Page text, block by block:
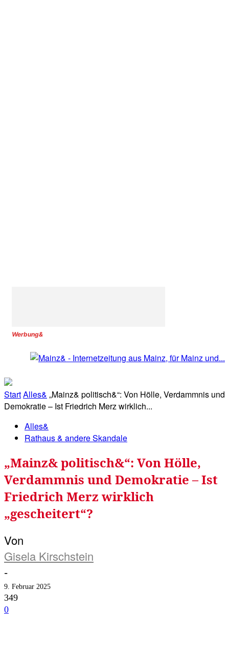
Werbung&
StartAlles& „Mainz& politisch&“: Von Hölle, Verdammnis und
Demokratie – Ist Friedrich Merz wirklich...
Alles&
Rathaus & andere Skandale
„Mainz& politisch&“: Von Hölle,
Verdammnis und Demokratie – Ist
Friedrich Merz wirklich
„gescheitert“?
Von
Gisela Kirschstein
-
9. Februar 2025
349
0